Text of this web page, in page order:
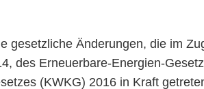
gesetzliche Änderungen, die im
des Erneuerbare-Energien-
(KWKG) 2016 in Kraft